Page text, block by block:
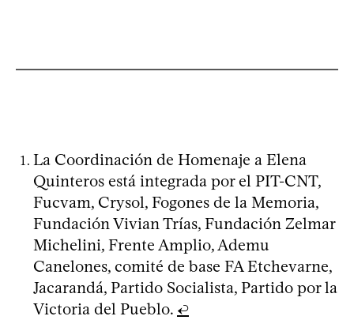
La Coordinación de Homenaje a Elena
Quinteros está integrada por el PIT-CNT,
Fucvam, Crysol, Fogones de la Memoria,
Fundación Vivian Trías, Fundación Zelmar
Michelini, Frente Amplio, Ademu
Canelones, comité de base FA Etchevarne,
Jacarandá, Partido Socialista, Partido por la
Victoria del Pueblo. ↩